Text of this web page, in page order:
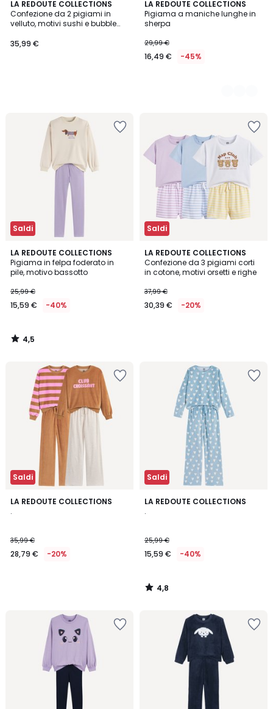
LA REDOUTE COLLECTIONS
Confezione da 2 pigiami in
velluto, motivi sushi e bubble
35,99 €
LA REDOUTE COLLECTIONS
Pigiama a maniche lunghe in
sherpa
29,99 €
16,49 € -45%
2
Colori
Saldi
LA REDOUTE COLLECTIONS
Pigiama in felpa foderato in
pile, motivo bassotto
25,99 €
15,59 € -40%
4,5
/ 5
4,5
/
Saldi
LA REDOUTE COLLECTIONS
Confezione da 3 pigiami corti
in cotone, motivi orsetti e righe
37,99 €
30,39 € -20%
Saldi
LA REDOUTE COLLECTIONS
.
35,99 €
28,79 € -20%
Saldi
LA REDOUTE COLLECTIONS
.
25,99 €
15,59 € -40%
4,8
4,8
/